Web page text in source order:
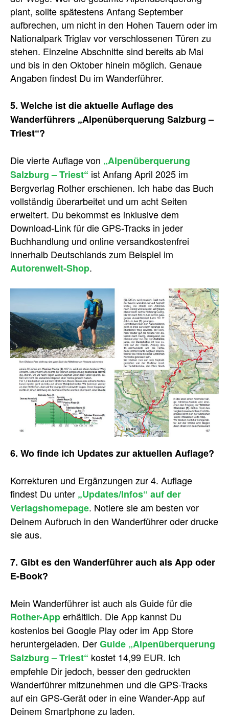
plant, sollte spätestens Anfang September
aufbrechen, um nicht in den Hohen Tauern oder im
Nationalpark Triglav vor verschlossenen Türen zu
stehen. Einzelne Abschnitte sind bereits ab Mai
und bis in den Oktober hinein möglich. Genaue
Angaben findest Du im Wanderführer.
5. Welche ist die aktuelle Auflage des
Wanderführers „Alpenüberquerung Salzburg –
Triest“?
Die vierte Auflage von „Alpenüberquerung
Salzburg – Triest“ ist Anfang April 2025 im
Bergverlag Rother erschienen. Ich habe das Buch
vollständig überarbeitet und um acht Seiten
erweitert. Du bekommst es inklusive dem
Download-Link für die GPS-Tracks in jeder
Buchhandlung und online versandkostenfrei
innerhalb Deutschlands zum Beispiel im
Autorenwelt-Shop.
6. Wo finde ich Updates zur aktuellen Auflage?
Korrekturen und Ergänzungen zur 4. Auflage
findest Du unter „Updates/Infos“ auf der
Verlagshomepage. Notiere sie am besten vor
Deinem Aufbruch in den Wanderführer oder drucke
sie aus.
7. Gibt es den Wanderführer auch als App oder
E-Book?
Mein Wanderführer ist auch als Guide für die
Rother-Apperhältlich. Die App kannst Du
kostenlos bei Google Play oder im App Store
heruntergeladen. DerGuide „Alpenüberquerung
Salzburg – Triest“ kostet 14,99 EUR. Ich
empfehle Dir jedoch, besser den gedruckten
Wanderführer mitzunehmen und die GPS-Tracks
auf ein GPS-Gerät oder in eine Wander-App auf
Deinem Smartphone zu laden.